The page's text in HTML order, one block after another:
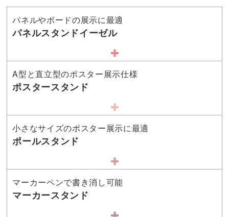
パネルやボードの展示に最適
パネルスタンドイーゼル
A型と直立型のポスター展示仕様
ポスタースタンド
小さなサイズのポスター展示に最適
ポールスタンド
マーカーペンで書き消し可能
マーカースタンド